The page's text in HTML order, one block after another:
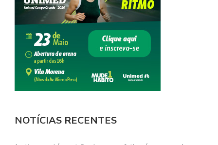
NOTÍCIAS RECENTES